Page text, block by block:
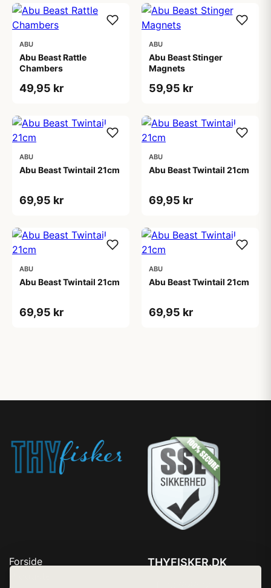
ABU
Abu Beast Rattle
Chambers
49,95 kr
ABU
Abu Beast Stinger
Magnets
59,95 kr
ABU
Abu Beast Twintail 21cm
69,95 kr
ABU
Abu Beast Twintail 21cm
69,95 kr
ABU
Abu Beast Twintail 21cm
69,95 kr
ABU
Abu Beast Twintail 21cm
69,95 kr
Forside
THYFISKER.DK